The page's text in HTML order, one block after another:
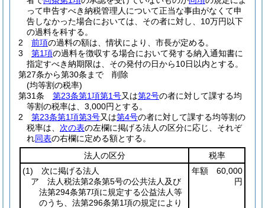
って申告すべき納税管理人について正当な事由がなくて申
告しなかった場合においては、その者に対し、10万円以下
の過料を科する。
2
前項の過料の額は、情状により、市長が定める。
3
第1項の過料を徴収する場合において発する納入通知書に
指定すべき納期限は、その発付の日から10日以内とする。
第27条から第30条まで
削除
(均等割の税率)
第31条
第23条第1項第1号又は第2号の者に対して課する均
等割の税率は、3,000円とする。
2
第23条第1項第3号又は第4号の者に対して課する均等割の
税率は、 次の表の左欄に掲げる法人の区分に応じ、それぞ
れ同表の右欄に定める額とする。
法人の区分
税率
(1) 次に掲げる法人
ア 法人税法第2条第5号の公共法人及び
法第294条第7項に規定する公益法人等
のうち、法第296条第1項の規定により
年額 60,000
円